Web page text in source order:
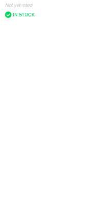
Not yet rated
IN STOCK